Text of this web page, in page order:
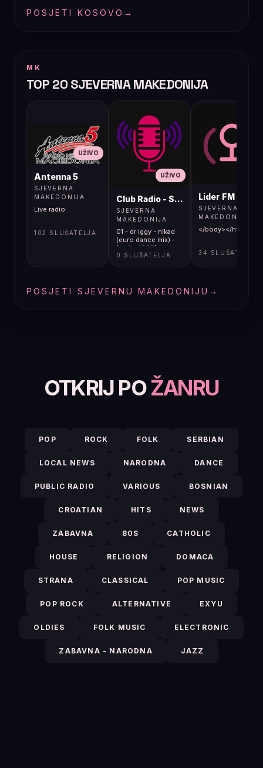
POSJETI KOSOVO →
MK
TOP 20 SJEVERNA MAKEDONIJA
UŽIVO
Antenna 5
SJEVERNA
MAKEDONIJA
Live radio
102 SLUŠATELJA
UŽIVO
Club Radio - Skopje, Mcedonia
SJEVERNA
MAKEDONIJA
01 - dr iggy - nikad
(euro dance mix) -
(audio 1995)
0 SLUŠATELJA
Lider FM 107,4
SJEVERNA
MAKEDONIJA
</body></html>
34 SLUŠATELJA
POSJETI SJEVERNU MAKEDONIJU →
OTKRIJ POŽANRU
POP ROCK FOLK SERBIAN
LOCAL NEWS NARODNA DANCE
PUBLIC RADIO VARIOUS BOSNIAN
CROATIAN HITS NEWS
ZABAVNA 80S CATHOLIC
HOUSE RELIGION DOMACA
STRANA CLASSICAL POP MUSIC
POP ROCK ALTERNATIVE EXYU
OLDIES FOLK MUSIC ELECTRONIC
ZABAVNA - NARODNA JAZZ